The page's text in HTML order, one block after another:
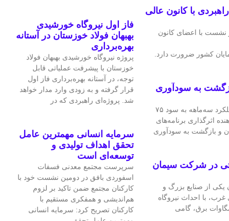
با کانون عالی
با اعضای کانون
کشور ضرورت دارد.
به سودآوری
شرکت فرآورده‌های نسوز ایران در عملکرد سه‌ماهه به سود ۷۵
اثرگذاری برنامه‌های
و بازگشت به سودآوری
گازی ۲۴ مگاواتی در شرکت سیمان
از صنایع بزرگ و
با احداث نیروگاه
فاز اول نیروگاه خورشیدی
بهبهان فولاد خوزستان در آستانه
بهره‌برداری
پروژه نیروگاه خورشیدی بهبهان فولاد
خوزستان با پیشرفت عملیاتی قابل‌
توجه، در آستانه بهره‌برداری فاز اول
قرار گرفته و به‌ زودی وارد مدار خواهد
شد. پروژه‌ای راهبردی که در
سرمایه انسانی مهمترین عامل
تحقق اهداف تولیدی و
توسعه‌ای است
سرپرست مجتمع معدنی فسفات
اسفوردی بافق در دومین نشست خود با
کارکنان مجتمع ضمن تاکید بر لزوم
هم‌اندیشی و همفکری مستقیم با
کارکنان تصریح کرد: سرمایه انسانی